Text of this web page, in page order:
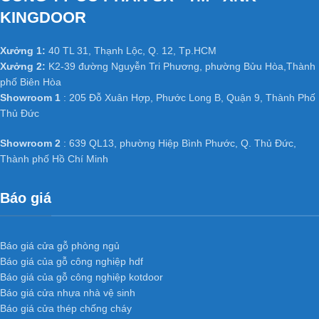
Không bị cong vênh, co ngót do kết cấu đã được triệt tiêu thớ gỗ
+ Cách âm cách nhiệt tốt của cửa gỗ
công nghiệp MDF phủ PVC
Khoảng trống do khung xương tạo ra nên có phần cách âm, cách
trọng công trình.
Ứng dụng
Cửa gỗ công nghiệp MDF phủ PVC
sử dụng gỗ tự nhiên để làm các loại cửa như cửa thông phòng,
cửa văn phòng trong các công trình công nghiệp và dân dụng
như chung cư, Biệt thự, nhà phố ở các nước tiên tiến như Mỹ,
KINGDOOR
Xưởng 1: 40 TL 31, Thạnh Lộc, Q. 12, Tp.HCM
Xưởng 2: K2-39 đường Nguyễn Tri Phương, phường Bửu Hòa,Thành
phố Biên Hòa
Showroom 1 : 205 Đỗ Xuân Hợp, Phước Long B, Quận 9, Thành Phố
Thủ Đức
Showroom 2 : 639 QL13, phường Hiệp Bình Phước, Q. Thủ Đức,
Thành phố Hồ Chí Minh
Báo giá
Báo giá cửa gỗ phòng ngủ
Báo giá của gỗ công nghiệp hdf
Báo giá của gỗ công nghiệp kotdoor
Báo giá cửa nhựa nhà vệ sinh
Báo giá cửa thép chống cháy